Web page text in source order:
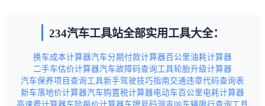
234汽车工具站全部实用工具大全：
换车成本计算器汽车分期付款计算器百公里油耗计算器
二手车估价计算器汽车故障码查询工具轮胎升级计算器
汽车保养项目查询工具新手驾驶技巧指南交通违章代码查询表
新车落地价计算器汽车购置税计算器电动车百公里电耗计算器